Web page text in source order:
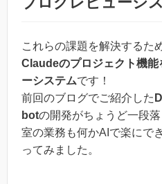
これらの課題を解決するた
Claudeのプロジェクト機能
ーシステムです！
前回のブログでご紹介した
botの開発がちょうど一段
室の業務も何かAIで楽にで
ってみました。